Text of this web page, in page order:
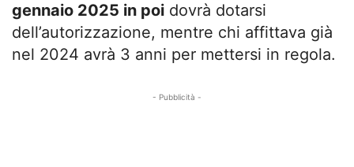
gennaio 2025 in poi dovrà dotarsi
dell’autorizzazione, mentre chi affittava già
nel 2024 avrà 3 anni per mettersi in regola.
- Pubblicità -